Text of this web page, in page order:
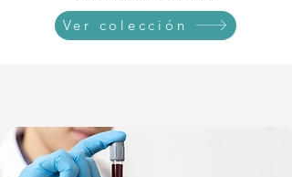
Ver colección